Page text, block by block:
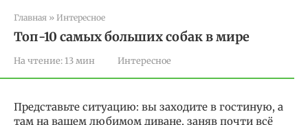
Главная » Интересное
Топ-10 самых больших собак в мире
На чтение: 13 мин Интересное
Представьте ситуацию: вы заходите в гостиную, а
там на вашем любимом диване, заняв почти всё